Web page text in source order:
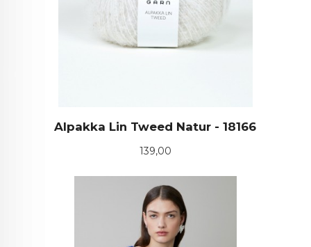
Alpakka Lin Tweed Natur - 18166
Pris
139,00